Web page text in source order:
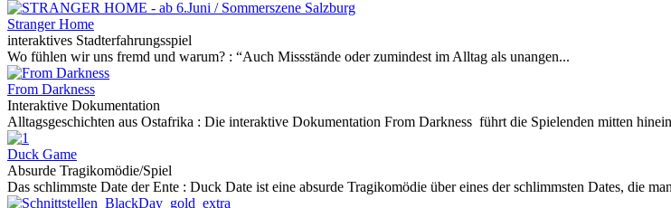
Stranger Home
interaktives Stadterfahrungsspiel
Wo fühlen wir uns fremd und warum? : “Auch Missstände oder zumindest im Alltag als unangen...
From Darkness
Interaktive Dokumentation
Alltagsgeschichten aus Ostafrika : Die interaktive Dokumentation From Darkness führt die Spielenden mitten
Duck Game
Absurde Tragikomödie/Spiel
Das schlimmste Date der Ente : Duck Date ist eine absurde Tragikomödie über eines der schlimmsten Dates, die